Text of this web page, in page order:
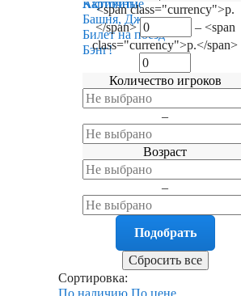
Карточные
Активити
Башня, Дженга
Билет на поезд
Бэнг!
<span class="currency">р.
</span>
– <span
class="currency">р.</span>
Количество игроков
–
Возраст
–
Сортировка:
По наличию По цене